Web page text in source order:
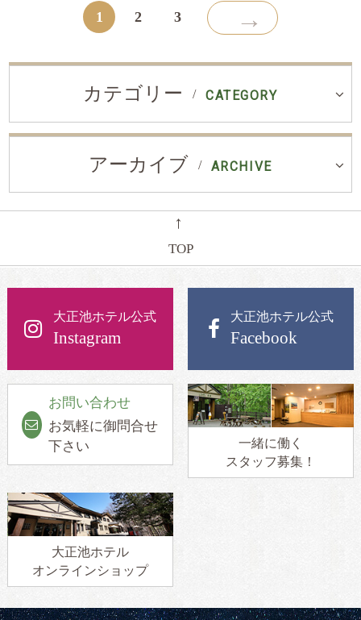
1 2 3 →
カテゴリー CATEGORY
アーカイブ ARCHIVE
←
TOP
大正池ホテル公式
Instagram
大正池ホテル公式
Facebook
お問い合わせ
お気軽に御問合せ
下さい
一緒に働く
スタッフ募集！
大正池ホテル
オンラインショップ